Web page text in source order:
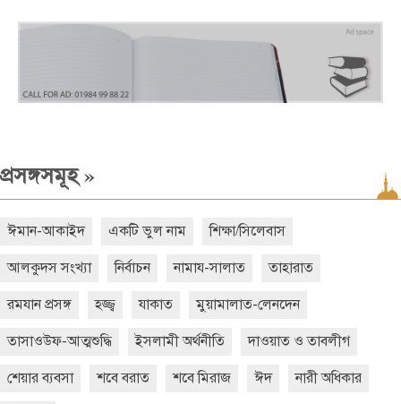
প্রসঙ্গসমূহ»
ঈমান-আকাইদ একটি ভুল নাম শিক্ষা/সিলেবাস
আলকুদস সংখ্যা নির্বাচন নামায-সালাত তাহারাত
রমযান প্রসঙ্গ হজ্জ্ব যাকাত মুয়ামালাত-লেনদেন
তাসাওউফ-আত্মশুদ্ধি ইসলামী অর্থনীতি দাওয়াত ও তাবলীগ
শেয়ার ব্যবসা শবে বরাত শবে মিরাজ ঈদ নারী অধিকার